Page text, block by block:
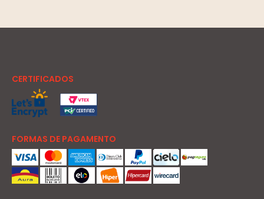
CERTIFICADOS
FORMAS DE PAGAMENTO